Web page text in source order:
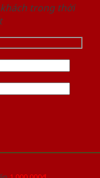
trong thời